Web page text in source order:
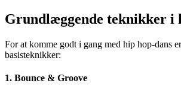
Grundlæggende teknikker i
For at komme godt i gang med hip hop-dans
basisteknikker:
1. Bounce & Groove